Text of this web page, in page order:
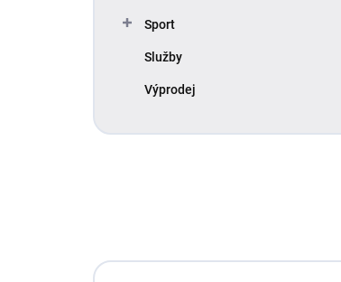
Sport
Služby
Výprodej